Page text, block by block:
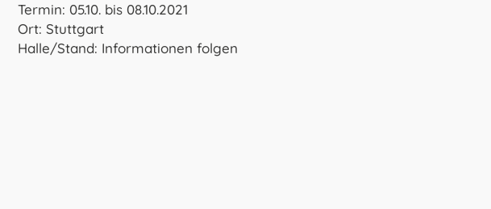
Termin: 05.10. bis 08.10.2021
Ort: Stuttgart
Halle/Stand: Informationen folgen